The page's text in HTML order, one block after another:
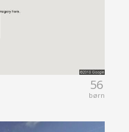
56
børn